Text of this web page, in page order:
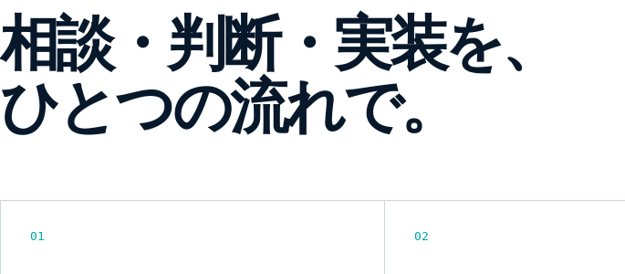
相談・判断・実装を、
ひとつの流れで。
01 02